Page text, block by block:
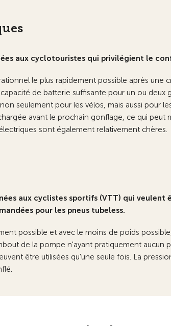
aux cyclotouristes qui privilégient le
le plus rapidement possible après une
de batterie suffisante pour un ou deux
seulement pour les vélos, mais aussi pour
avant le prochain gonflage, ce qui peut
sont également relativement chères.
aux cyclistes sportifs (VTT) qui veulent
pour les pneus tubeless.
possible et avec le moins de poids
de la pompe n'ayant pratiquement aucun
être utilisées qu'une seule fois. La